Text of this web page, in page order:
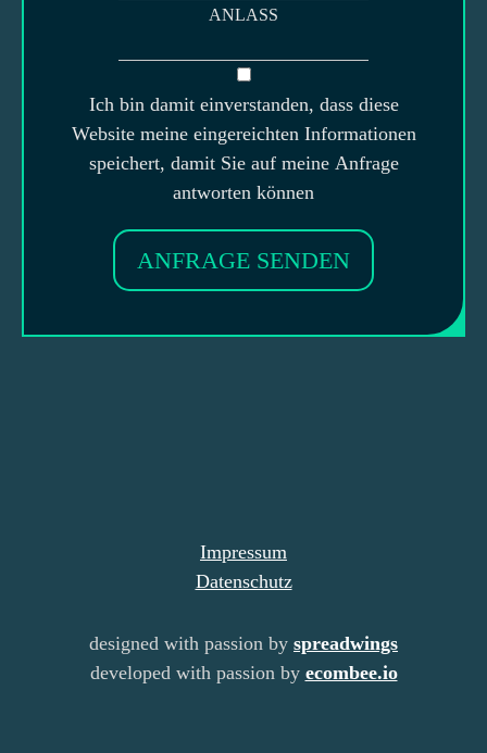
ANLASS
Ich bin damit einverstanden, dass diese
Website meine eingereichten Informationen
speichert, damit Sie auf meine Anfrage
antworten können
ANFRAGE SENDEN
Impressum
Datenschutz
designed with passion by spreadwings
developed with passion by ecombee.io